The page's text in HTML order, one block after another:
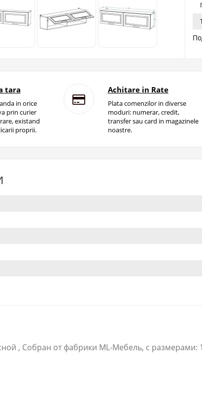
tara
in orice
prin curier
existand
proprii.
Achitare in Rate
Plata comenzilor in diverse
moduri: numerar, credit,
transfer sau card in magazinele
noastre.
, Собран от фабрики ML-Мебель, с размерами: